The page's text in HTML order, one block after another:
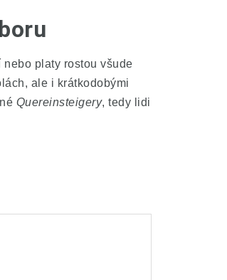
platy rostou všude
ale i krátkodobými
Quereinsteigery, tedy lidi